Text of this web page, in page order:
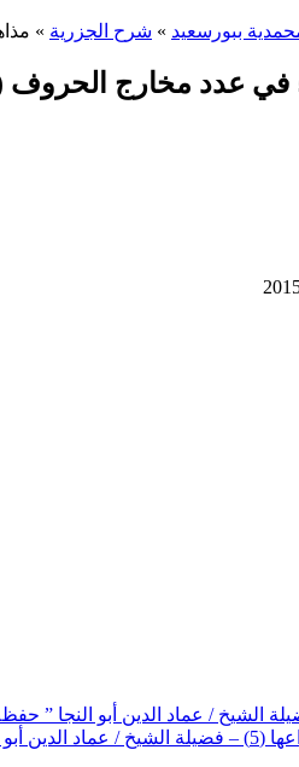
ببورسعيد » شرح الجزرية » مذاهب
(6) – فضيلة الشيخ / عماد الدين أبو النجا ” حفظه
” حفظه الله “